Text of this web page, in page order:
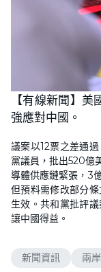
n
m
t
e
【有線新聞】
強應對中國。
議案以12票之差通
黨議員，批出520億
導體供應鏈緊張，3
但預料需修改部分
生效。共和黨批評
讓中國得益。
新聞資訊 兩